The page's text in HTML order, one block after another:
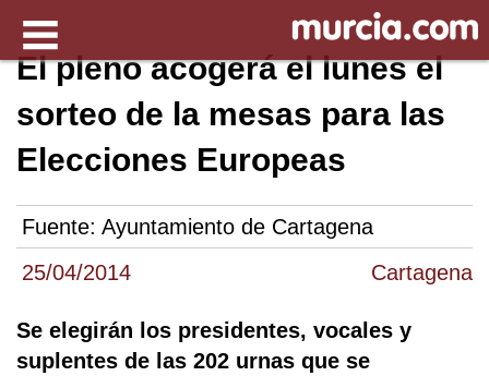
25/04/2014 Cartagena
El pleno acogerá el lunes el
sorteo de la mesas para las
Elecciones Europeas
Fuente: Ayuntamiento de Cartagena
Se elegirán los presidentes, vocales y
suplentes de las 202 urnas que se